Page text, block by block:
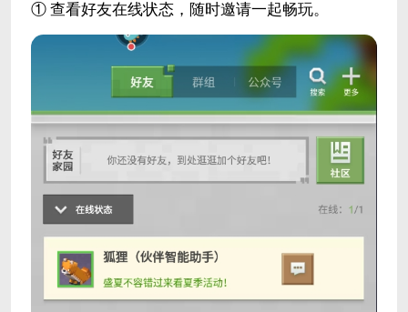
① 查看好友在线状态，随时邀请一起畅玩。